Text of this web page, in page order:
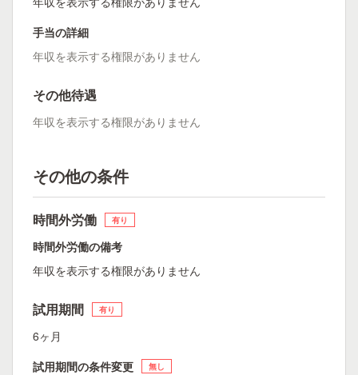
手当の詳細
年収を表示する権限がありません
その他待遇
年収を表示する権限がありません
その他の条件
時間外労働 有り
時間外労働の備考
年収を表示する権限がありません
試用期間 有り
6ヶ月
試用期間の条件変更
無し